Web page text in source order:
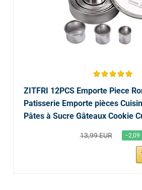
ZITFRI 12PCS Emporte Piece
Patisserie Emporte pièces
Pâtes à Sucre Gâteaux Cookie
13,99 EUR −2,09